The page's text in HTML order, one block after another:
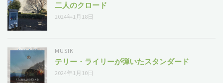
長
度
の
二人のクロード
2024年1月18日
MUSIK
テリー・ライリーが弾いたスタンダード
2024年1月10日